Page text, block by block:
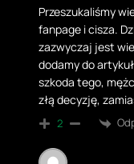
Przeszukaliśmy
fanpage i cisza.
zazwyczaj jest
dodamy do
szkoda tego,
złą decyzję,
2